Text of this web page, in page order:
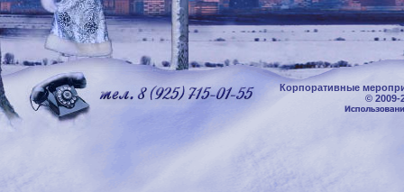
Корпоративные
© 2009-